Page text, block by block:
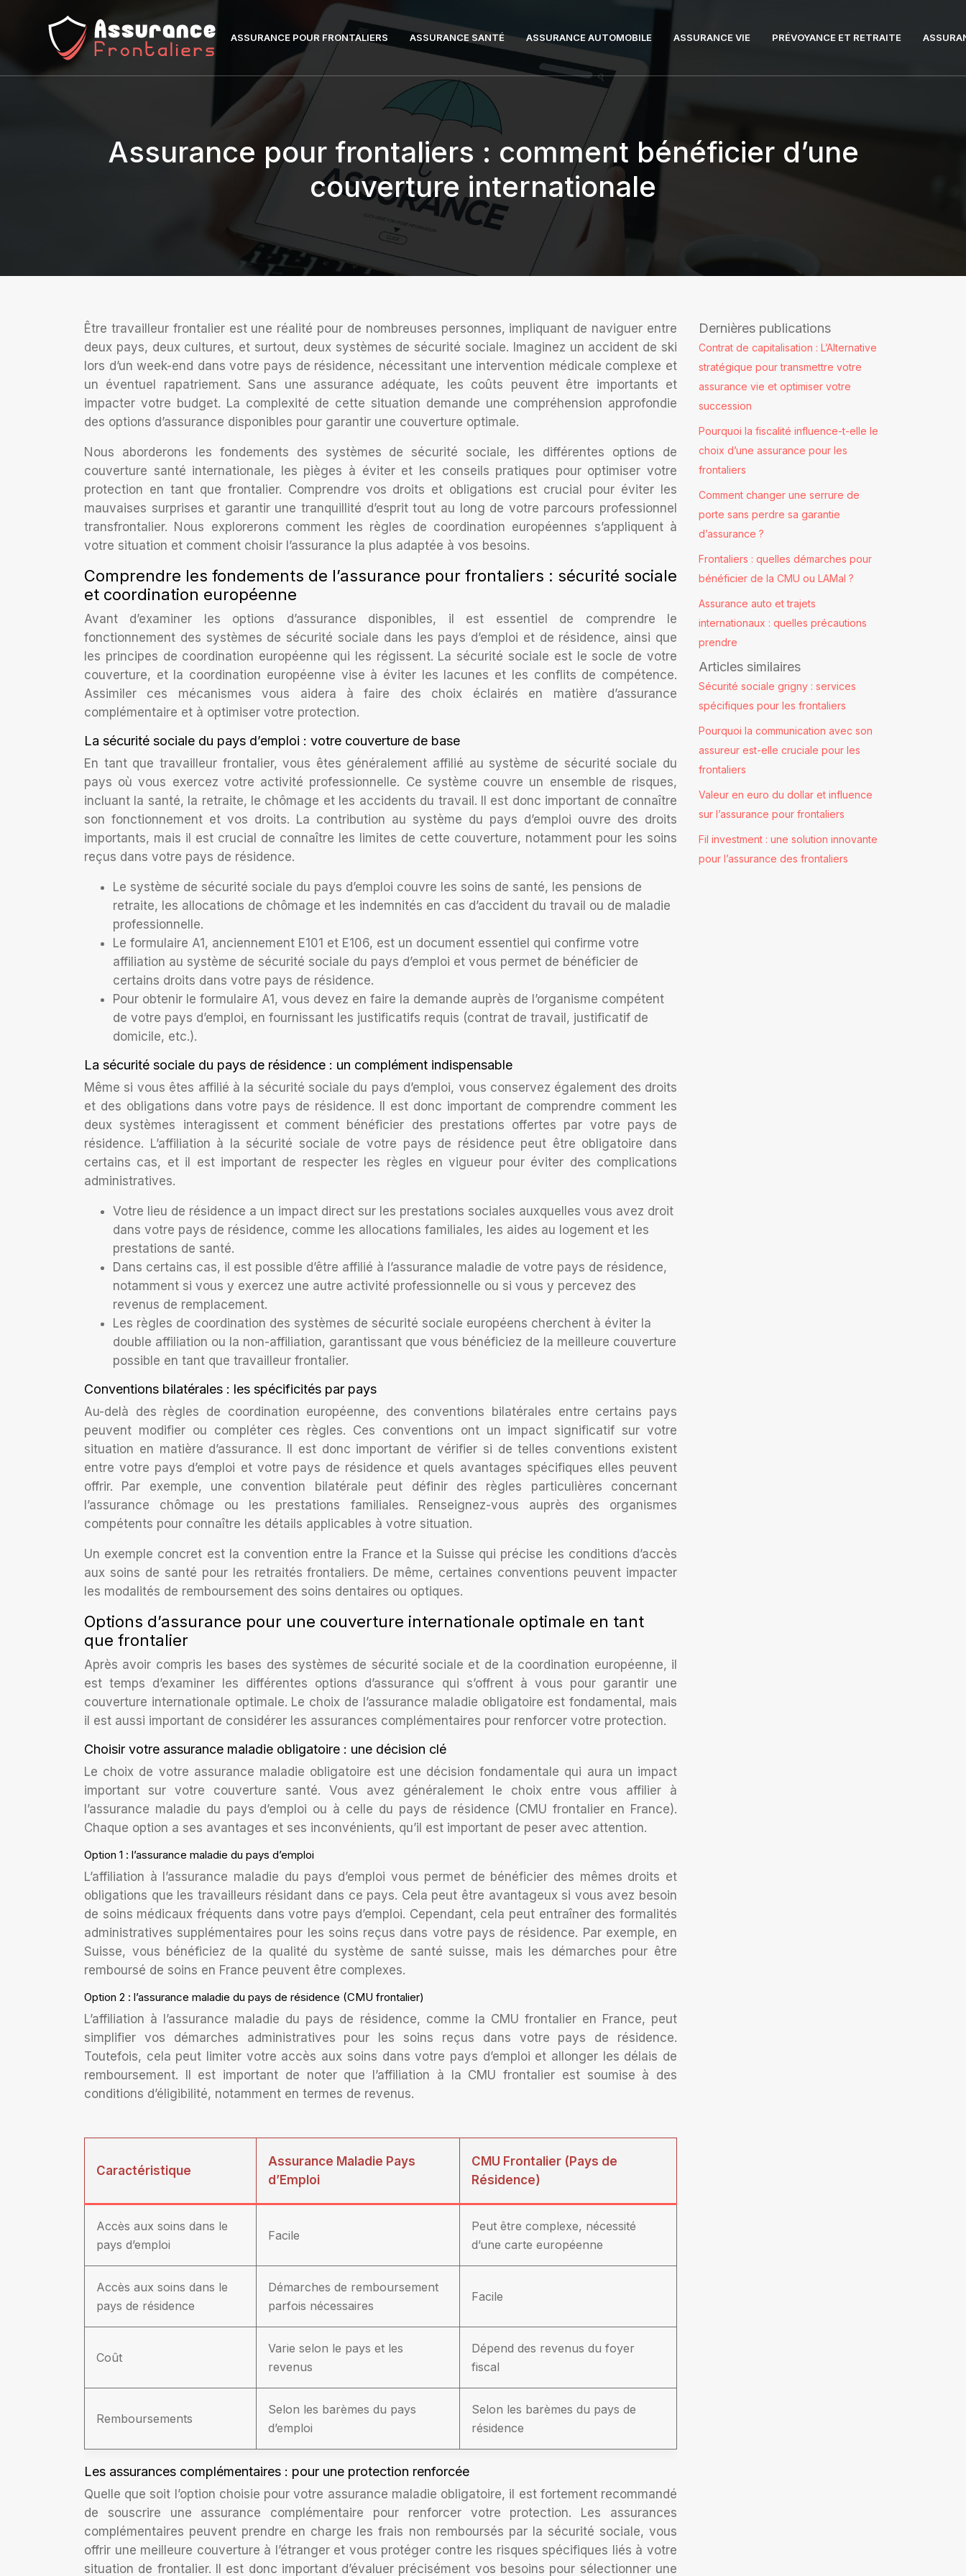
ASSURANCE POUR FRONTALIERS ASSURANCE SANTÉ ASSURANCE AUTOMOBILE ASSURANCE VIE PRÉVOYANCE ET RETRAITE
Assurance pour frontaliers : comment bénéficier d’une
couverture internationale
Être travailleur frontalier est une réalité pour de nombreuses personnes, impliquant de naviguer entre
deux pays, deux cultures, et surtout, deux systèmes de sécurité sociale. Imaginez un accident de ski
lors d’un week-end dans votre pays de résidence, nécessitant une intervention médicale complexe et
un éventuel rapatriement. Sans une assurance adéquate, les coûts peuvent être importants et
impacter votre budget. La complexité de cette situation demande une compréhension approfondie
des options d’assurance disponibles pour garantir une couverture optimale.
Nous aborderons les fondements des systèmes de sécurité sociale, les différentes options de
couverture santé internationale, les pièges à éviter et les conseils pratiques pour optimiser votre
protection en tant que frontalier. Comprendre vos droits et obligations est crucial pour éviter les
mauvaises surprises et garantir une tranquillité d’esprit tout au long de votre parcours professionnel
transfrontalier. Nous explorerons comment les règles de coordination européennes s’appliquent à
votre situation et comment choisir l’assurance la plus adaptée à vos besoins.
Comprendre les fondements de l’assurance pour frontaliers : sécurité sociale
et coordination européenne
Avant d’examiner les options d’assurance disponibles, il est essentiel de comprendre le
fonctionnement des systèmes de sécurité sociale dans les pays d’emploi et de résidence, ainsi que
les principes de coordination européenne qui les régissent. La sécurité sociale est le socle de votre
couverture, et la coordination européenne vise à éviter les lacunes et les conflits de compétence.
Assimiler ces mécanismes vous aidera à faire des choix éclairés en matière d’assurance
complémentaire et à optimiser votre protection.
La sécurité sociale du pays d’emploi : votre couverture de base
En tant que travailleur frontalier, vous êtes généralement affilié au système de sécurité sociale du
pays où vous exercez votre activité professionnelle. Ce système couvre un ensemble de risques,
incluant la santé, la retraite, le chômage et les accidents du travail. Il est donc important de connaître
son fonctionnement et vos droits. La contribution au système du pays d’emploi ouvre des droits
importants, mais il est crucial de connaître les limites de cette couverture, notamment pour les soins
reçus dans votre pays de résidence.
Le système de sécurité sociale du pays d’emploi couvre les soins de santé, les pensions de
retraite, les allocations de chômage et les indemnités en cas d’accident du travail ou de maladie
professionnelle.
Le formulaire A1, anciennement E101 et E106, est un document essentiel qui confirme votre
affiliation au système de sécurité sociale du pays d’emploi et vous permet de bénéficier de
certains droits dans votre pays de résidence.
Pour obtenir le formulaire A1, vous devez en faire la demande auprès de l’organisme compétent
de votre pays d’emploi, en fournissant les justificatifs requis (contrat de travail, justificatif de
domicile, etc.).
La sécurité sociale du pays de résidence : un complément indispensable
Même si vous êtes affilié à la sécurité sociale du pays d’emploi, vous conservez également des droits
et des obligations dans votre pays de résidence. Il est donc important de comprendre comment les
deux systèmes interagissent et comment bénéficier des prestations offertes par votre pays de
résidence. L’affiliation à la sécurité sociale de votre pays de résidence peut être obligatoire dans
certains cas, et il est important de respecter les règles en vigueur pour éviter des complications
administratives.
Votre lieu de résidence a un impact direct sur les prestations sociales auxquelles vous avez droit
dans votre pays de résidence, comme les allocations familiales, les aides au logement et les
prestations de santé.
Dans certains cas, il est possible d’être affilié à l’assurance maladie de votre pays de résidence,
notamment si vous y exercez une autre activité professionnelle ou si vous y percevez des
revenus de remplacement.
Les règles de coordination des systèmes de sécurité sociale européens cherchent à éviter la
double affiliation ou la non-affiliation, garantissant que vous bénéficiez de la meilleure couverture
possible en tant que travailleur frontalier.
Conventions bilatérales : les spécificités par pays
Au-delà des règles de coordination européenne, des conventions bilatérales entre certains pays
peuvent modifier ou compléter ces règles. Ces conventions ont un impact significatif sur votre
situation en matière d’assurance. Il est donc important de vérifier si de telles conventions existent
entre votre pays d’emploi et votre pays de résidence et quels avantages spécifiques elles peuvent
offrir. Par exemple, une convention bilatérale peut définir des règles particulières concernant
l’assurance chômage ou les prestations familiales. Renseignez-vous auprès des organismes
compétents pour connaître les détails applicables à votre situation.
Un exemple concret est la convention entre la France et la Suisse qui précise les conditions d’accès
aux soins de santé pour les retraités frontaliers. De même, certaines conventions peuvent impacter
les modalités de remboursement des soins dentaires ou optiques.
Options d’assurance pour une couverture internationale optimale en tant
que frontalier
Après avoir compris les bases des systèmes de sécurité sociale et de la coordination européenne, il
est temps d’examiner les différentes options d’assurance qui s’offrent à vous pour garantir une
couverture internationale optimale. Le choix de l’assurance maladie obligatoire est fondamental, mais
il est aussi important de considérer les assurances complémentaires pour renforcer votre protection.
Choisir votre assurance maladie obligatoire : une décision clé
Le choix de votre assurance maladie obligatoire est une décision fondamentale qui aura un impact
important sur votre couverture santé. Vous avez généralement le choix entre vous affilier à
l’assurance maladie du pays d’emploi ou à celle du pays de résidence (CMU frontalier en France).
Chaque option a ses avantages et ses inconvénients, qu’il est important de peser avec attention.
Option 1 : l’assurance maladie du pays d’emploi
L’affiliation à l’assurance maladie du pays d’emploi vous permet de bénéficier des mêmes droits et
obligations que les travailleurs résidant dans ce pays. Cela peut être avantageux si vous avez besoin
de soins médicaux fréquents dans votre pays d’emploi. Cependant, cela peut entraîner des formalités
administratives supplémentaires pour les soins reçus dans votre pays de résidence. Par exemple, en
Suisse, vous bénéficiez de la qualité du système de santé suisse, mais les démarches pour être
remboursé de soins en France peuvent être complexes.
Option 2 : l’assurance maladie du pays de résidence (CMU frontalier)
L’affiliation à l’assurance maladie du pays de résidence, comme la CMU frontalier en France, peut
simplifier vos démarches administratives pour les soins reçus dans votre pays de résidence.
Toutefois, cela peut limiter votre accès aux soins dans votre pays d’emploi et allonger les délais de
remboursement. Il est important de noter que l’affiliation à la CMU frontalier est soumise à des
conditions d’éligibilité, notamment en termes de revenus.
Caractéristique
Assurance Maladie Pays
d’Emploi
CMU Frontalier (Pays de
Résidence)
Accès aux soins dans le
pays d’emploi
Facile
Peut être complexe, nécessité
d’une carte européenne
Accès aux soins dans le
pays de résidence
Démarches de remboursement
parfois nécessaires
Facile
Coût
Varie selon le pays et les
revenus
Dépend des revenus du foyer
fiscal
Remboursements
Selon les barèmes du pays
d’emploi
Selon les barèmes du pays de
résidence
Les assurances complémentaires : pour une protection renforcée
Quelle que soit l’option choisie pour votre assurance maladie obligatoire, il est fortement recommandé
de souscrire une assurance complémentaire pour renforcer votre protection. Les assurances
complémentaires peuvent prendre en charge les frais non remboursés par la sécurité sociale, vous
offrir une meilleure couverture à l’étranger et vous protéger contre les risques spécifiques liés à votre
situation de frontalier. Il est donc important d’évaluer précisément vos besoins pour sélectionner une
Dernières publications
Contrat de capitalisation : L’Alternative
stratégique pour transmettre votre
assurance vie et optimiser votre
succession
Pourquoi la fiscalité influence-t-elle le
choix d’une assurance pour les
frontaliers
Comment changer une serrure de
porte sans perdre sa garantie
d’assurance ?
Frontaliers : quelles démarches pour
bénéficier de la CMU ou LAMal ?
Assurance auto et trajets
internationaux : quelles précautions
prendre
Articles similaires
Sécurité sociale grigny : services
spécifiques pour les frontaliers
Pourquoi la communication avec son
assureur est-elle cruciale pour les
frontaliers
Valeur en euro du dollar et influence
sur l’assurance pour frontaliers
Fil investment : une solution innovante
pour l’assurance des frontaliers